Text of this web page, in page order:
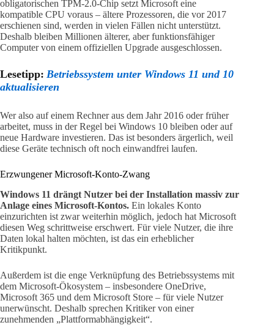
obligatorischen TPM-2.0-Chip setzt Microsoft eine
kompatible CPU voraus – ältere Prozessoren, die vor 2017
erschienen sind, werden in vielen Fällen nicht unterstützt.
Deshalb bleiben Millionen älterer, aber funktionsfähiger
Computer von einem offiziellen Upgrade ausgeschlossen.
Lesetipp: Betriebssystem unter Windows 11 und 10
aktualisieren
Wer also auf einem Rechner aus dem Jahr 2016 oder früher
arbeitet, muss in der Regel bei Windows 10 bleiben oder auf
neue Hardware investieren. Das ist besonders ärgerlich, weil
diese Geräte technisch oft noch einwandfrei laufen.
Erzwungener Microsoft-Konto-Zwang
Windows 11 drängt Nutzer bei der Installation massiv zur
Anlage eines Microsoft-Kontos. Ein lokales Konto
einzurichten ist zwar weiterhin möglich, jedoch hat Microsoft
diesen Weg schrittweise erschwert. Für viele Nutzer, die ihre
Daten lokal halten möchten, ist das ein erheblicher
Kritikpunkt.
Außerdem ist die enge Verknüpfung des Betriebssystems mit
dem Microsoft-Ökosystem – insbesondere OneDrive,
Microsoft 365 und dem Microsoft Store – für viele Nutzer
unerwünscht. Deshalb sprechen Kritiker von einer
zunehmenden „Plattformabhängigkeit“.